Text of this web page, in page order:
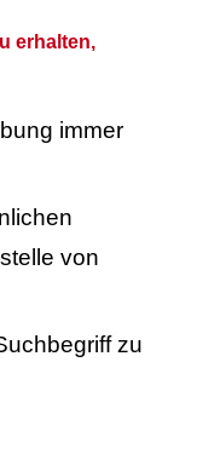
erhalten,
immer
von
zu